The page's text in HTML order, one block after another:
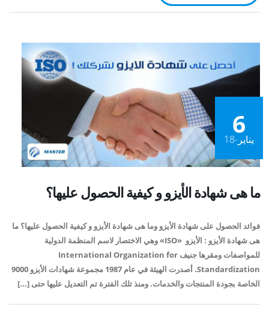
6
يناير-18
ما هى شهادة الأيزو و كيفية الحصول عليها؟
فوائد الحصول على شهادة الأيزو وما هى شهادة الأيزو و كيفية الحصول عليها؟ ما
هى شهادة الأيزو : الأيزو «ISO» وهي الاختصار لاسم المنظمة الدولية
للمواصفات ومقرها جنيف International Organization for
Standardization. أصدرت الهيئة في عام 1987 مجموعة شهادات الأيزو 9000
الخاصة بجودة المنتجات والخدمات. ومنذ تلك الفترة تم التعديل عليها حتى [...]